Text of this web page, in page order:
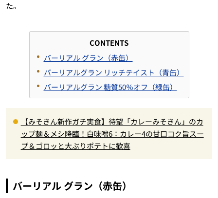
た。
CONTENTS
バーリアル グラン（赤缶）
バーリアルグラン リッチテイスト（青缶）
バーリアルグラン 糖質50％オフ（緑缶）
【みそきん新作ガチ実食】待望「カレーみそきん」のカ
ップ麺＆メシ降臨！白味噌6：カレー4の甘口コク旨スー
プ＆ゴロッと大ぶりポテトに歓喜
バーリアル グラン（赤缶）